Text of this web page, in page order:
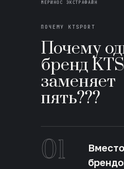
МЕРИНОС ЭКСТРАФАЙН
ПОЧЕМУ KTSPORT
Почему
бренд
заменяет
пять???
01